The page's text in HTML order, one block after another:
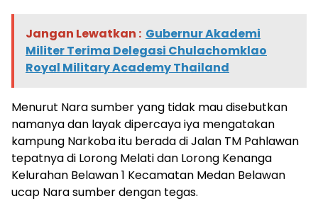
Jangan Lewatkan : Gubernur Akademi
Militer Terima Delegasi Chulachomklao
Royal Military Academy Thailand
Menurut Nara sumber yang tidak mau disebutkan
namanya dan layak dipercaya iya mengatakan
kampung Narkoba itu berada di Jalan TM Pahlawan
tepatnya di Lorong Melati dan Lorong Kenanga
Kelurahan Belawan 1 Kecamatan Medan Belawan
ucap Nara sumber dengan tegas.